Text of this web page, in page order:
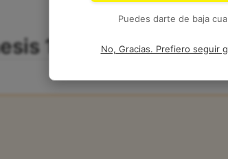
16:9 de la Biblia
Puedes darte de baja
No, Gracias. Prefiero seguir